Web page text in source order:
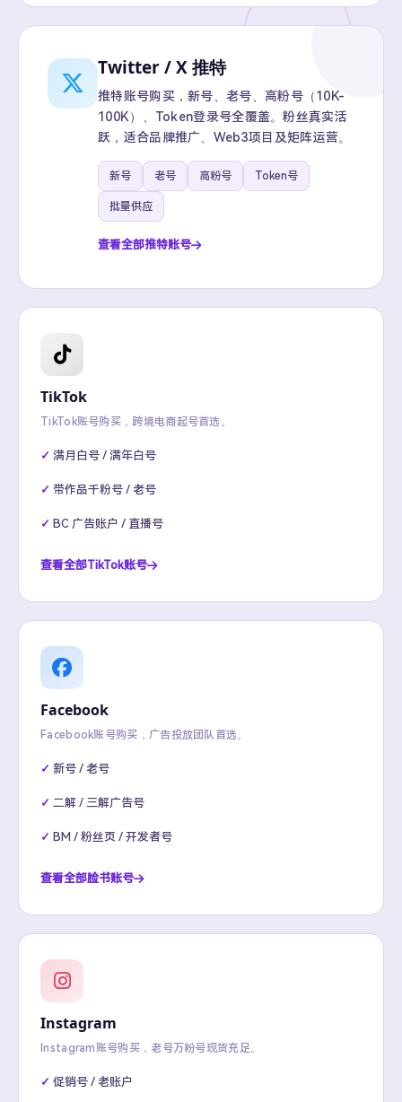
Twitter / X 推特
推特账号购买，新号、老号、高粉号（10K-
100K）、Token登录号全覆盖。粉丝真实活
跃，适合品牌推广、Web3项目及矩阵运营。
新号 老号 高粉号 Token号
批量供应
查看全部推特账号
TikTok
TikTok账号购买，跨境电商起号首选。
满月白号 / 满年白号
带作品千粉号 / 老号
BC 广告账户 / 直播号
查看全部TikTok账号
Facebook
Facebook账号购买，广告投放团队首选。
新号 / 老号
二解 / 三解广告号
BM / 粉丝页 / 开发者号
查看全部脸书账号
Instagram
Instagram账号购买，老号万粉号现货充足。
促销号 / 老账户